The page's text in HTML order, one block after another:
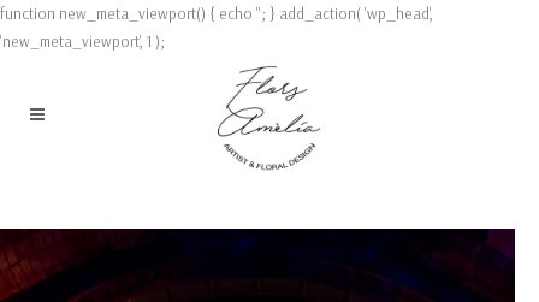
function new_meta_viewport() { echo ''; } add_action( 'wp_head',
'new_meta_viewport', 1 );